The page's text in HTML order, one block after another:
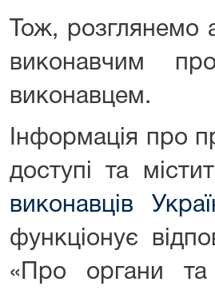
Тож, розглянемо
виконавчим
виконавцем.
Інформація про
доступі та
виконавців
функціонує
«Про органи та